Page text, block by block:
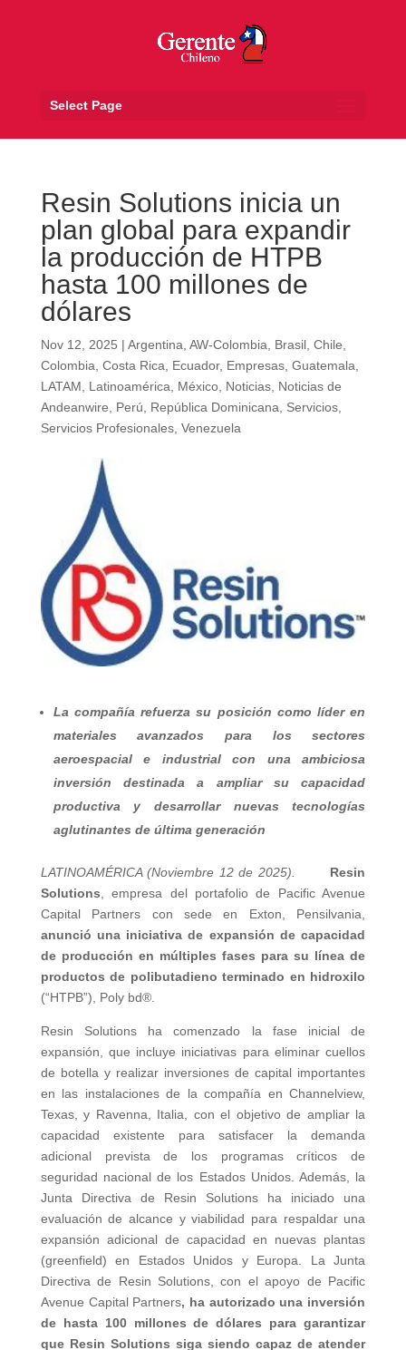
Select Page
Resin Solutions inicia un
plan global para expandir
la producción de HTPB
hasta 100 millones de
dólares
Nov 12, 2025 | Argentina AW-Colombia Brasil, Chile
Colombia Costa Rica Ecuador, Empresas, Guatemala
LATAM
Latinoamérica México, Noticias, Noticias de
Andeanwire
Perú República Dominicana Servicios,
Servicios Profesionales, Venezuela
La compañía refuerza su posición como líder en
materiales avanzados para los sectores
aeroespacial e industrial con una ambiciosa
inversión destinada a ampliar su capacidad
productiva y desarrollar nuevas tecnologías
aglutinantes de última generación
LATINOAMÉRICA (Noviembre 12 de 2025). Resin
Solutions, empresa del portafolio de Pacific Avenue
Capital Partners con sede en Exton, Pensilvania,
anunció una iniciativa de expansión de capacidad
de producción en múltiples fases para su línea de
productos de polibutadieno terminado en hidroxilo
(“HTPB”), Poly bd®.
Resin Solutions ha comenzado la fase inicial de
expansión, que incluye iniciativas para eliminar cuellos
de botella y realizar inversiones de capital importantes
en las instalaciones de la compañía en Channelview,
Texas, y Ravenna, Italia, con el objetivo de ampliar la
capacidad existente para satisfacer la demanda
adicional prevista de los programas críticos de
seguridad nacional de los Estados Unidos. Además, la
Junta Directiva de Resin Solutions ha iniciado una
evaluación de alcance y viabilidad para respaldar una
expansión adicional de capacidad en nuevas plantas
(greenfield) en Estados Unidos y Europa. La Junta
Directiva de Resin Solutions, con el apoyo de Pacific
Avenue Capital Partners, ha autorizado una inversión
de hasta 100 millones de dólares para garantizar
que Resin Solutions siga siendo capaz de atender